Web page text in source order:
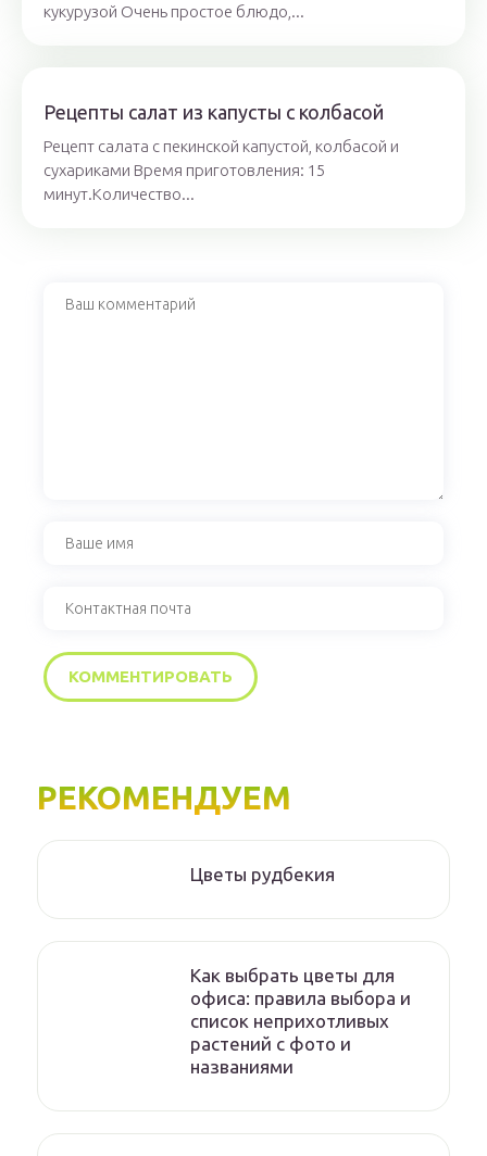
кукурузой Очень простое блюдо,...
Рецепты салат из капусты с колбасой
Рецепт салата с пекинской капустой, колбасой и
сухариками Время приготовления: 15
минут.Количество...
РЕКОМЕНДУЕМ
Цветы рудбекия
Как выбрать цветы для
офиса: правила выбора и
список неприхотливых
растений с фото и
названиями